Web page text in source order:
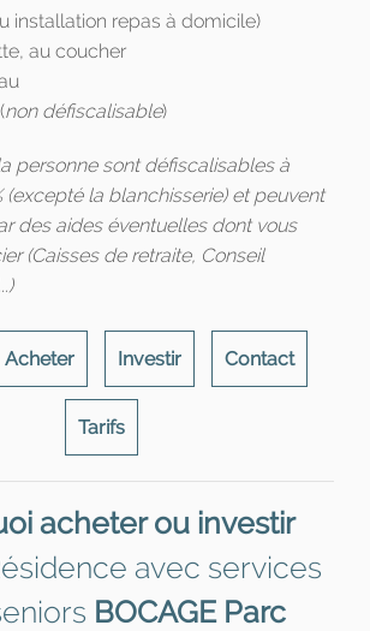
installation repas à domicile)
au coucher
non défiscalisable)
personne sont défiscalisables à
(excepté la blanchisserie) et peuvent
des aides éventuelles dont vous
(Caisses de retraite, Conseil
Acheter Investir Contact
Tarifs
acheter ou investir
avec services
BOCAGE Parc